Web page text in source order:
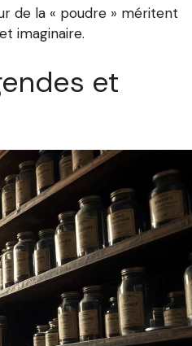
de la « poudre » méritent
imaginaire.
et